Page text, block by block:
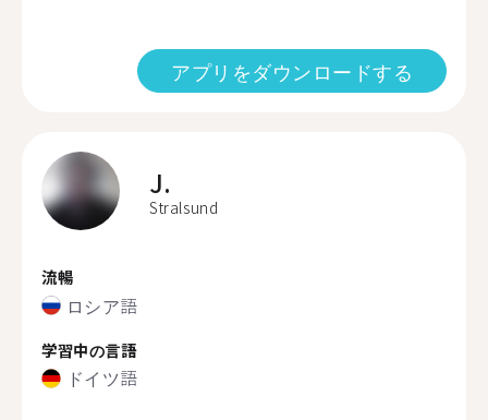
アプリをダウンロードする
J.
Stralsund
流暢
ロシア語
学習中の言語
ドイツ語